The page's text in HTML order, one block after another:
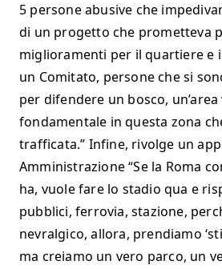
5 persone abusive che
di un progetto che prometteva
miglioramenti per il quartiere e
un Comitato, persone che si
per difendere un bosco,
fondamentale in questa zona
trafficata.” Infine, rivolge un
Amministrazione “Se la Roma
ha, vuole fare lo stadio qua e
pubblici, ferrovia, stazione,
nevralgico, allora, prendiamo
ma creiamo un vero parco, un